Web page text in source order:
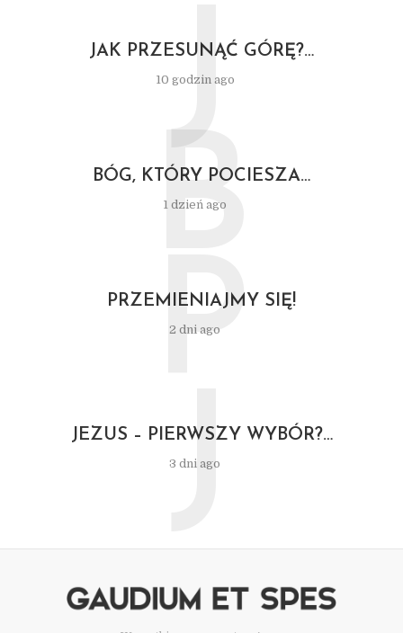
JAK PRZESUNĄĆ GÓRĘ?…
10 godzin ago
J
BÓG, KTÓRY POCIESZA…
1 dzień ago
B
PRZEMIENIAJMY SIĘ!
2 dni ago
P
JEZUS – PIERWSZY WYBÓR?…
3 dni ago
J